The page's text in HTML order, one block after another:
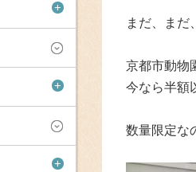
+
+
+
まだ、まだ
京都市動物
今なら半額
数量限定な